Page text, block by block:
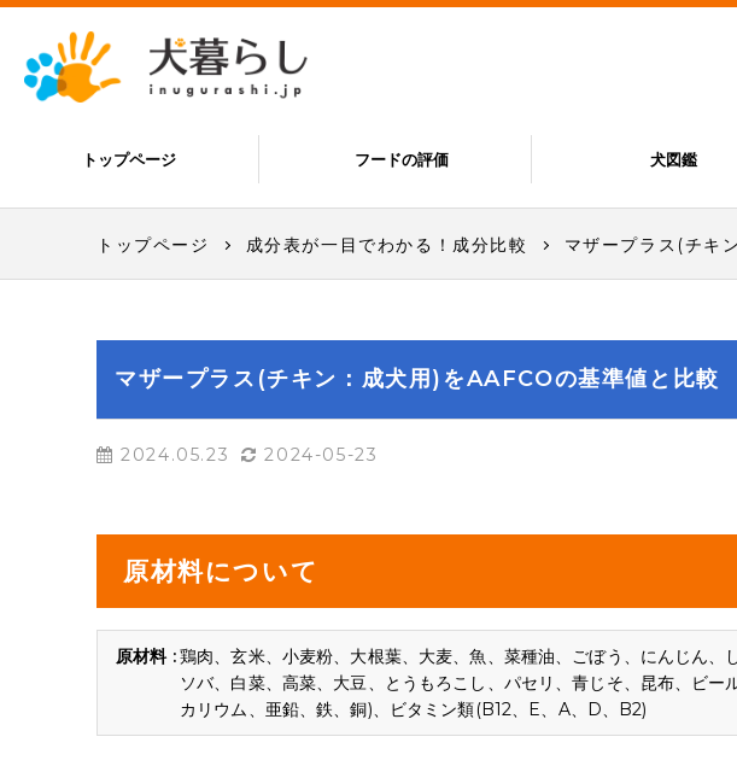
トップページ フードの評価 犬図鑑
トップページ 成分表が一目でわかる！成分比較 マザープラス(チキ
マザープラス(チキン：成犬用)をAAFCOの基準値と比較
2024.05.23 2024-05-23
原材料について
鶏肉、玄米、小麦粉、大根葉、大麦、魚、菜種油、ごぼう、にんじん
ソバ、白菜、高菜、大豆、とうもろこし、パセリ、青じそ、昆布、ビー
カリウム、亜鉛、鉄、銅)、ビタミン類(B12、E、A、D、B2)